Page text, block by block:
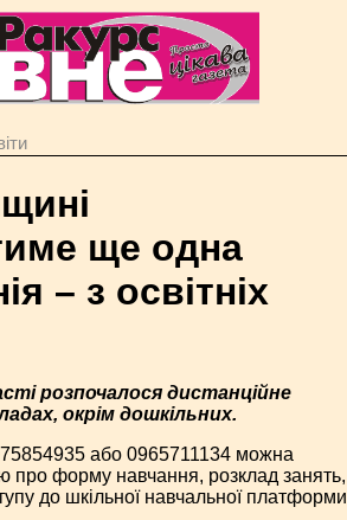
ще одна
– з освітніх
розпочалося дистанційне
окрім дошкільних.
або 0965711134 можна
про форму навчання, розклад занять,
до шкільної навчальної платформи